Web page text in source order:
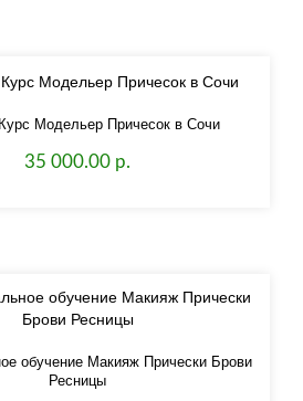
Модельер Причесок в Сочи
35 000.00 р.
обучение Макияж Прически Брови
Ресницы